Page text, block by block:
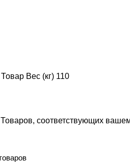
Товар Вес (кг) 110
Товаров, соответствующих